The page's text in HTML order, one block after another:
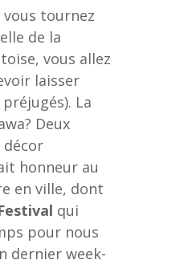
tournez
de la
vous allez
laisser
La
Deux
décor
honneur au
en ville, dont
qui
pour nous
dernier week-